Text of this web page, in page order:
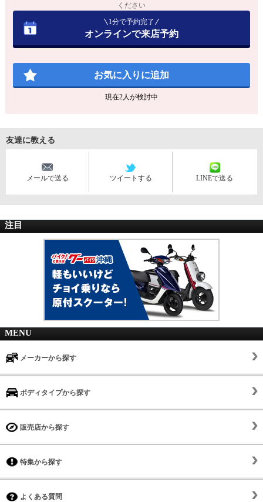
ください
1分で予約完了
オンラインで来店予約
お気に入りに追加
現在2人が検討中
友達に教える
メールで送る ツイートする LINEで送る
注目
MENU
メーカーから探す
ボディタイプから探す
販売店から探す
特集から探す
よくある質問